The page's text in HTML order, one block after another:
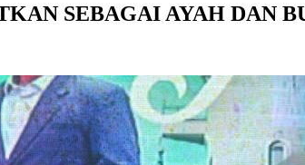
SEBAGAI AYAH DAN